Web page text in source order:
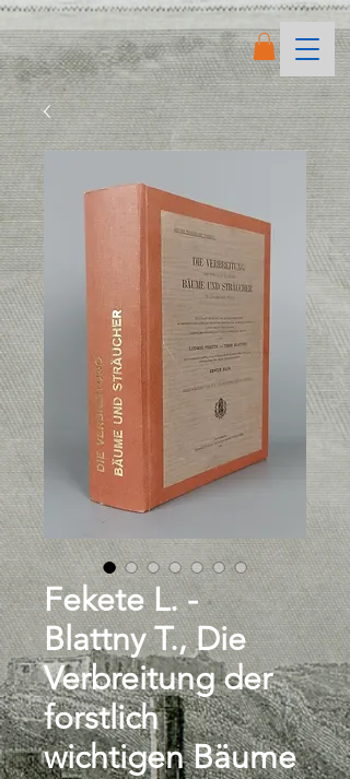
Fekete L. -
Blattny T., Die
Verbreitung der
forstlich
wichtigen Bäume